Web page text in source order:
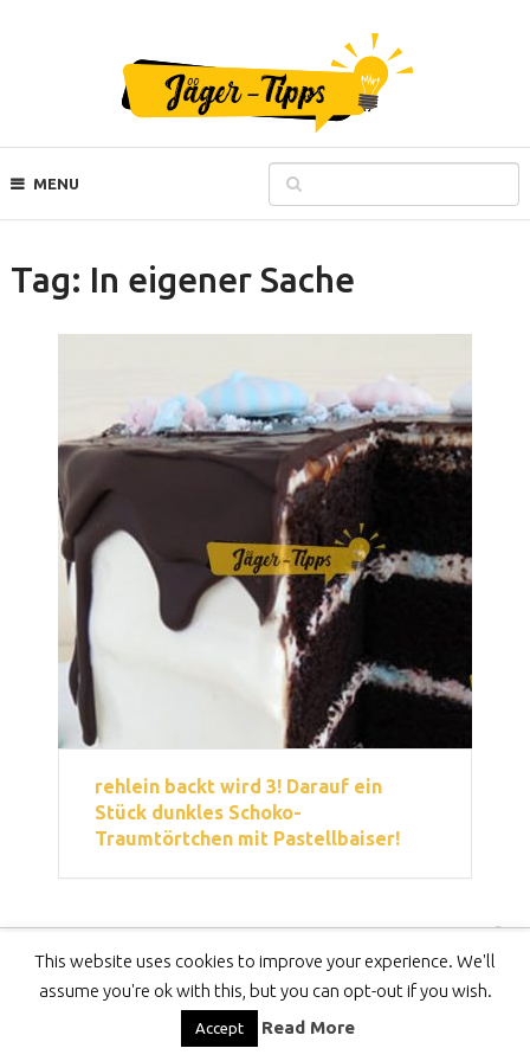
MENU
Tag: In eigener Sache
rehlein backt wird 3! Darauf ein
Stück dunkles Schoko-
Traumtörtchen mit Pastellbaiser!
Copyright © 2026Jäger-Tipps
DMCA -Privacy Policy-DISCLAIMER-Contact
This website uses cookies to improve your experience. We'll
assume you're ok with this, but you can opt-out if you wish.
Accept Read More